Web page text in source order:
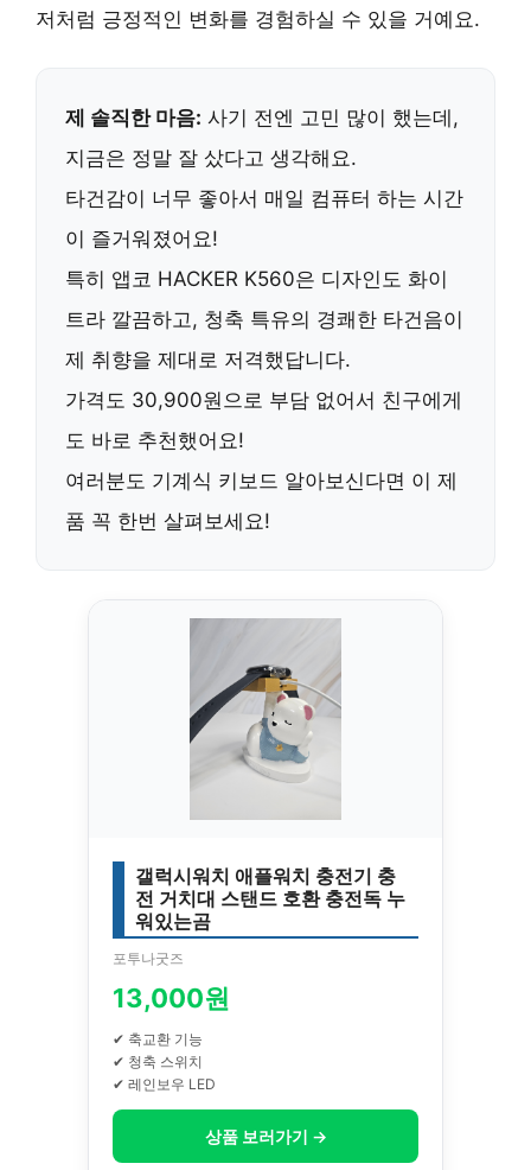
저처럼 긍정적인 변화를 경험하실 수 있을 거예요.
제 솔직한 마음: 사기 전엔 고민 많이 했는데,
지금은 정말 잘 샀다고 생각해요.
타건감이 너무 좋아서 매일 컴퓨터 하는 시간
이 즐거워졌어요!
특히 앱코 HACKER K560은 디자인도 화이
트라 깔끔하고, 청축 특유의 경쾌한 타건음이
제 취향을 제대로 저격했답니다.
가격도 30,900원 으로 부담 없어서 친구에게
도 바로 추천했어요!
여러분도 기계식 키보드 알아보신다면 이 제
품 꼭 한번 살펴보세요!
갤럭시워치 애플워치 충전기 충
전 거치대 스탠드 호환 충전독 누
워있는곰
포투나굿즈
13,000원
✔ 축교환 기능
✔ 청축 스위치
✔ 레인보우 LED
상품 보러가기 →